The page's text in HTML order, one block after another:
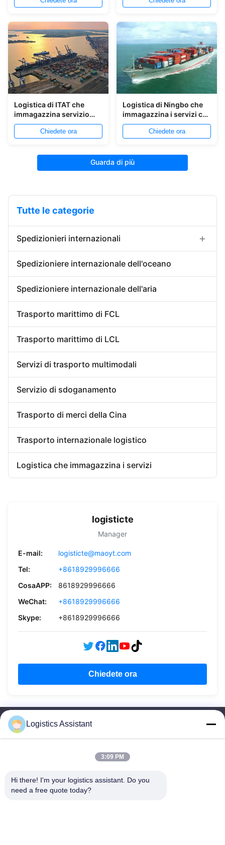
Qingdao
Logistica di ITAT che
immagazzina servizio
che immagazzina
servizio di distribuzione
Chiedete ora
Logistica di Ningbo che
immagazzina i servizi che
immagazzinano i servizi
di distribuzione
Chiedete ora
Guarda di più
Tutte le categorie
Spedizionieri internazionali
Importazione dell'esportazione dello
spedizioniere
Spedizioniere di porta in porta
La Cina che immagazzina servizio
Spedizioniere internazionale dell'oceano
Spedizioniere internazionale dell'aria
Trasporto marittimo di FCL
Trasporto marittimo di LCL
Servizi di trasporto multimodali
Servizio di sdoganamento
Trasporto di merci della Cina
Trasporto internazionale logistico
Logistica che immagazzina i servizi
logisticte
Manager
E-mail:
logisticte@maoyt.com
Tel:
+8618929996666
CosaAPP:
8618929996666
WeChat:
+8618929996666
Skype:
+8618929996666
Chiedete ora
Logistics Assistant
3:09 PM
Hi there! I'm your logistics assistant. Do you
need a free quote today?